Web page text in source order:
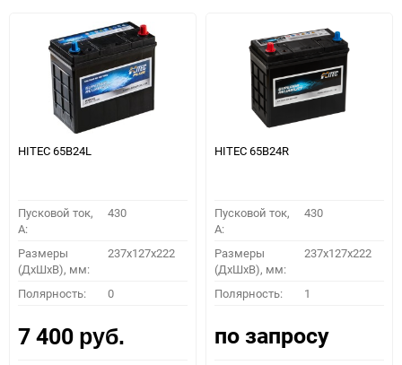
HITEC 65B24L
Пусковой ток,
A:
430
Размеры
(ДхШхВ), мм:
237x127x222
Полярность: 0
7 400 руб.
HITEC 65B24R
Пусковой ток,
A:
430
Размеры
(ДхШхВ), мм:
237x127x222
Полярность: 1
по запросу